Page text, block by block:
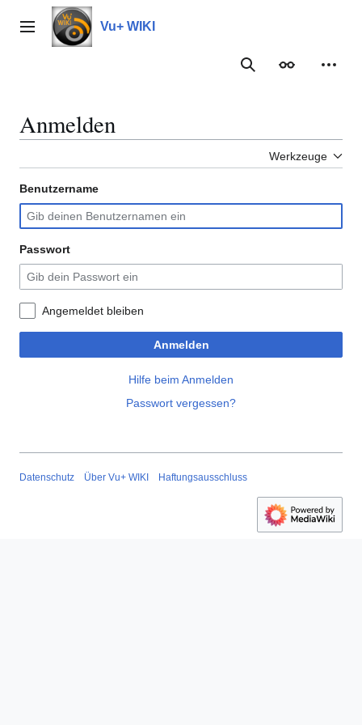
Inhalt
springenHauptmenü Vu+ WIKI
Suche
Anmelden
Werkzeuge
Benutzername
Passwort
Angemeldet bleiben
Anmelden
Hilfe beim Anmelden
Passwort vergessen?
Datenschutz Über Vu+ WIKI Haftungsausschluss